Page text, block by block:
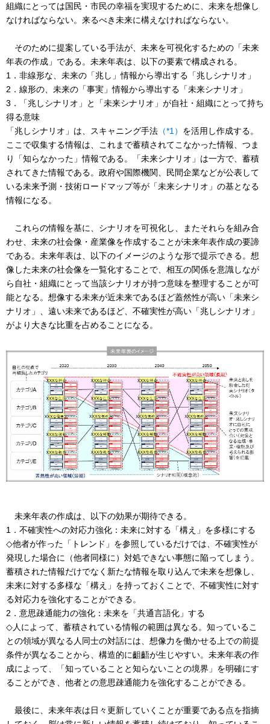
組織にとっては国民・市民の幸福を実現するために、未来を想像し
なければならない。来るべき未来に構えなければならない。
そのために提案している手法が、未来を可視化するための「未来
年表の作成」である。未来年表は、以下の要素で構成される。
1．非線形な、未来の「兆し」情報から導出する「兆しシナリオ」
2．線形の、未来の「事実」情報から導出する「未来シナリオ」
3．「兆しシナリオ」と「未来シナリオ」が自社・組織にとって持ち
得る意味
「兆しシナリオ」は、スキャニング手法 （*1） を活用し作成する。
ここで収集する情報は、これまで蓄積されてこなかった情報、つま
り「知らなかった」情報である。「未来シナリオ」は一方で、蓄積
されてきた情報である。政府や国際機関、民間企業などが公表して
いる未来予測・技術ロードマップ等が「未来シナリオ」の基となる
情報になる。
これらの情報を基に、シナリオを可視化し、またそれらを組み合
わせ、未来の社会像・産業像を作成することが未来年表作成の要諦
である。未来年表は、以下のイメージのような形で提示できる。想
像した未来の社会像を一覧化することで、相互の関係を意識しなが
ら自社・組織にとって当該シナリオが持つ意味を整理することが可
能となる。想像する未来が近未来であるほど蓋然性が高い「未来シ
ナリオ」、遠い未来であるほど、不確実性が高い「兆しシナリオ」
がより大きな比重を占めることになる。
未来年表の作成は、以下の効果が期待できる。
1．不確実性への対応力強化：未来に対する「構え」を多様にする
◇他者が作った「トレンド」を参照しているだけでは、不確実性が
発現した場合に（他者同様に）対処できない事態に陥ってしまう。
蓄積された情報だけでなく新たな情報を取り込んで未来を想像し、
未来に対する多様な「構え」を持っておくことで、不確実性に対す
る対応力を強化することができる。
2．意思疎通能力の強化：未来を「共通言語化」する
◇人によって、蓄積されている情報の範囲は異なる。知っているこ
との領域が異なる人同士の対話には、想像力を働かせる上での前提
条件が異なることから、構造的に齟齬が生じやすい。未来年表の作
成によって、「知っていることと知らないことの境界」を明確にす
ることができ、他者との意思疎通能力を強化することができる。
最後に、未来年表は日々更新していくことが重要である点を指摘